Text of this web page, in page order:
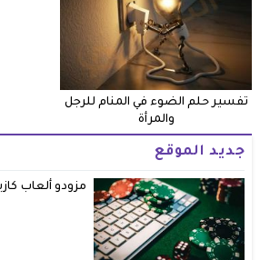
تفسير حلم الضوء في المنام للرجل
والمرأة
جديد الموقع
مزودو ألعاب